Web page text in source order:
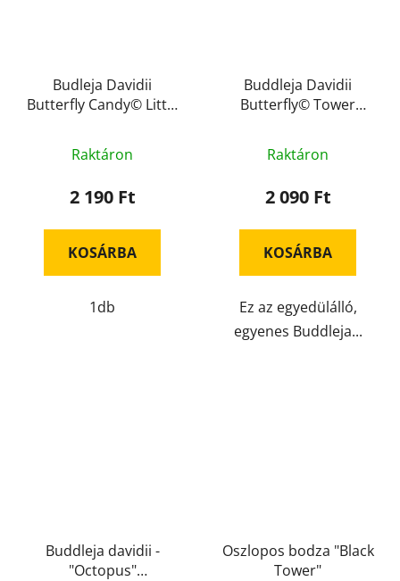
Budleja Davidii
Butterfly Candy© Little
Raktáron
2 190 Ft
KOSÁRBA
1db
Buddleja Davidii
Butterfly© Tower
Raktáron
2 090 Ft
KOSÁRBA
Ez az egyedülálló,
egyenes Buddleja...
Buddleja davidii -
"Octopus"
Oszlopos bodza "Black
Tower"